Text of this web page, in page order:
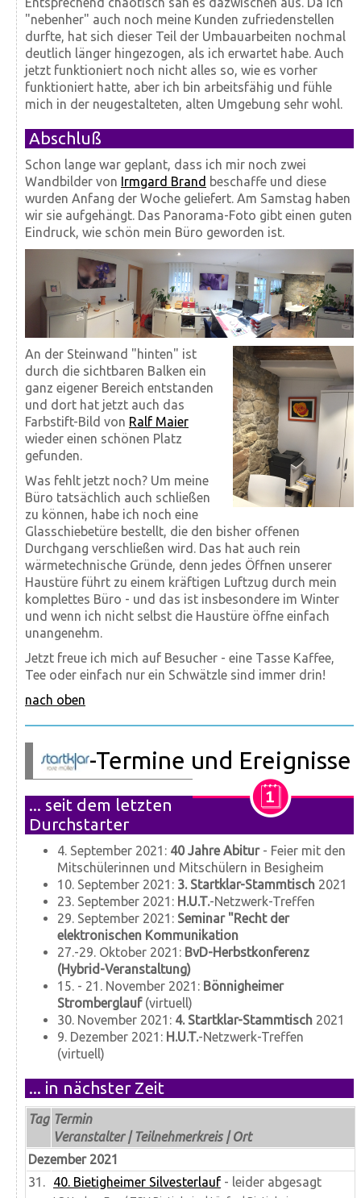
"neben­her" auch noch meine Kunden zufrieden­stellen
durfte, hat sich dieser Teil der Umbau­arbeiten nochmal
deutlich länger hin­gezogen, als ich erwartet habe. Auch
jetzt funktioniert noch nicht alles so, wie es vorher
funktioniert hatte, aber ich bin arbeits­fähig und fühle
mich in der neu­gestalteten, alten Umgebung sehr wohl.
Abschluß
Schon lange war geplant, dass ich mir noch zwei
Wandbilder von Irmgard Brand beschaffe und diese
wurden Anfang der Woche geliefert. Am Samstag haben
wir sie aufgehängt. Das Panorama-Foto gibt einen guten
Eindruck, wie schön mein Büro geworden ist.
An der Steinwand "hinten" ist
durch die sichtbaren Balken ein
ganz eigener Bereich entstanden
und dort hat jetzt auch das
Farbstift-Bild von Ralf Maier
wieder einen schönen Platz
gefunden.
Was fehlt jetzt noch? Um meine
Büro tatsächlich auch schließen
zu können, habe ich noch eine
Glasschiebetüre bestellt, die den bisher offenen
Durchgang verschließen wird. Das hat auch rein
wärmetechnische Gründe, denn jedes Öffnen unserer
Haustüre führt zu einem kräftigen Luftzug durch mein
komplettes Büro - und das ist insbesondere im Winter
und wenn ich nicht selbst die Haustüre öffne einfach
unangenehm.
Jetzt freue ich mich auf Besucher - eine Tasse Kaffee,
Tee oder einfach nur ein Schwätzle sind immer drin!
nach oben
-Termine und Ereignisse
... seit dem letzten
Durchstarter
4. September 2021: 40 Jahre Abitur - Feier mit den
Mitschülerinnen und Mitschülern in Besigheim
10. September 2021: 3. Startklar-Stammtisch 2021
23. September 2021: H.U.T.-Netzwerk-Treffen
29. September 2021: Seminar "Recht der
elektronischen Kommunikation
27.-29. Oktober 2021: BvD-Herbstkonferenz
(Hybrid-Veranstaltung)
15. - 21. November 2021: Bönnigheimer
Stromberglauf(virtuell)
30. November 2021: 4. Startklar-Stammtisch 2021
9. Dezember 2021: H.U.T.-Netzwerk-Treffen
(virtuell)
... in nächster Zeit
Tag Termin
Veranstalter | Teilnehmerkreis | Ort
Dezember 2021
31.
40. Bietigheimer Silvesterlauf - leider abgesagt